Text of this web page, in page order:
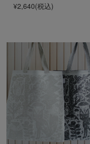
¥2,640(税込)